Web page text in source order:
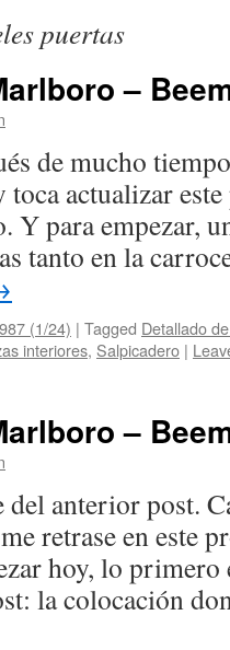
puertas
–
de mucho
toca actualizar
Y para empezar,
tanto en la
(1/24) | Tagged Detallado
interiores, Salpicadero |
–
anterior post.
retrase en este
hoy, lo primero
la colocación